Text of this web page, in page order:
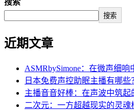
搜索
搜索
近期文章
ASMRbySimone：在微声细
日本免费声控助眠主播有哪些
主播音音好棒：在声波中筑起
二次元：一方超越现实的灵魂